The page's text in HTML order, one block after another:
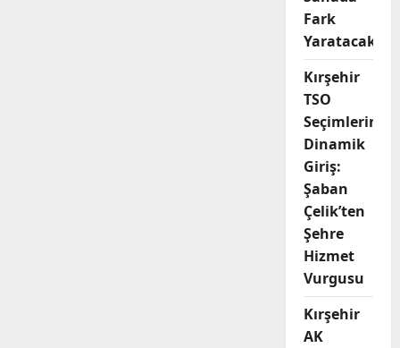
Fark
Yaratacak
Kırşehir
TSO
Seçimlerine
Dinamik
Giriş:
Şaban
Çelik’ten
Şehre
Hizmet
Vurgusu
Kırşehir
AK